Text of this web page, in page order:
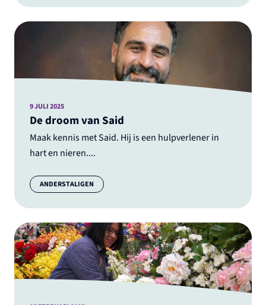
De droom van Said
Maak kennis met Said. Hij is een hulpverlener in
hart en nieren....
9 JULI 2025
Categorie:
ANDERSTALIGEN